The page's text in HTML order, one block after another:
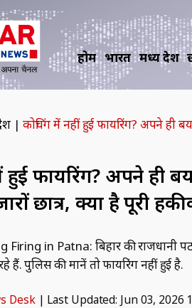
होम भारत मध्य प्रदेश
| कोचिंग में नहीं हुई फायरिंग? अपने ही
हुई फायरिंग? अपने ही
छात्र, क्‍या है पूरी
Firing in Patna: ब‍िहार की राजधानी
हैं. पुल‍िस की मानें तो फायर‍िंग नहीं हुई है.
Desk| Last Updated: Jun 03, 2026